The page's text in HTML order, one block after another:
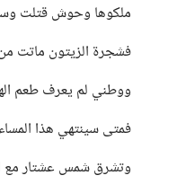
ملكوها وحوش قتلت
فشجرة الزيتون ماتت
ووطني لم يعرف طعم
فمتى سينتهي هذا المساء
وتشرق شمس عشتار مع